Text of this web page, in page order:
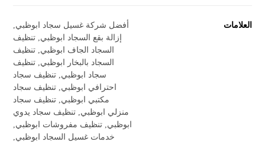
العلامات أفضل شركة غسيل سجاد ابوظبي
إزالة بقع السجاد ابوظبي تنظيف
السجاد الجاف ابوظبي تنظيف
السجاد بالبخار ابوظبي تنظيف
سجاد ابوظبي تنظيف سجاد
احترافي ابوظبي تنظيف سجاد
مكتبي ابوظبي تنظيف سجاد
منزلي ابوظبي تنظيف سجاد يدوي
ابوظبي تنظيف مفروشات ابوظبي
خدمات غسيل السجاد ابوظبي